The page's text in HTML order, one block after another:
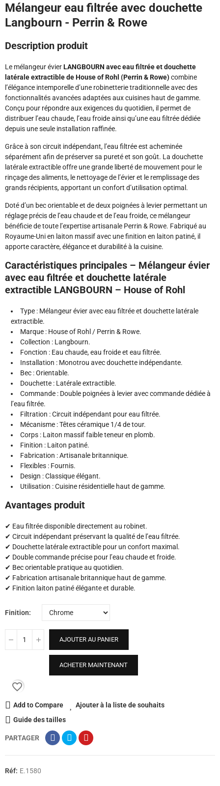
Mélangeur eau filtrée avec douchette
Langbourn - Perrin & Rowe
Description produit
Le mélangeur évierLANGBOURN avec eau filtrée et douchette
latérale extractible de House of Rohl (Perrin & Rowe)combine
l’élégance intemporelle d’une robinetterie traditionnelle avec des
fonctionnalités avancées adaptées aux cuisines haut de gamme.
Conçu pour répondre aux exigences du quotidien, il permet de
distribuer l’eau chaude, l’eau froide ainsi qu’une eau filtrée dédiée
depuis une seule installation raffinée.
Grâce à son circuit indépendant, l’eau filtrée est acheminée
séparément afin de préserver sa pureté et son goût. La douchette
latérale extractible offre une grande liberté de mouvement pour le
rinçage des aliments, le nettoyage de l’évier et le remplissage des
grands récipients, apportant un confort d’utilisation optimal.
Doté d’un bec orientable et de deux poignées à levier permettant un
réglage précis de l’eau chaude et de l’eau froide, ce mélangeur
bénéficie de toute l’expertise artisanale Perrin & Rowe. Fabriqué au
Royaume-Uni en laiton massif avec une finition en laiton patiné, il
apporte caractère, élégance et durabilité à la cuisine.
Caractéristiques principales – Mélangeur évier
avec eau filtrée et douchette latérale
extractible LANGBOURN – House of Rohl
Type : Mélangeur évier avec eau filtrée et douchette latérale
extractible.
Marque : House of Rohl / Perrin & Rowe.
Collection : Langbourn.
Fonction : Eau chaude, eau froide et eau filtrée.
Installation : Monotrou avec douchette indépendante.
Bec : Orientable.
Douchette : Latérale extractible.
Commande : Double poignées à levier avec commande dédiée à
l’eau filtrée.
Filtration : Circuit indépendant pour eau filtrée.
Mécanisme : Têtes céramique 1/4 de tour.
Corps : Laiton massif faible teneur en plomb.
Finition : Laiton patiné.
Fabrication : Artisanale britannique.
Flexibles : Fournis.
Design : Classique élégant.
Utilisation : Cuisine résidentielle haut de gamme.
Avantages produit
✔ Eau filtrée disponible directement au robinet.
✔ Circuit indépendant préservant la qualité de l’eau filtrée.
✔ Douchette latérale extractible pour un confort maximal.
✔ Double commande précise pour l’eau chaude et froide.
✔ Bec orientable pratique au quotidien.
✔ Fabrication artisanale britannique haut de gamme.
✔ Finition laiton patiné élégante et durable.
Finition
AJOUTER AU PANIER
ACHETER MAINTENANT
favorite_border
Add to Compare
Ajouter à la liste de souhaits
Guide des tailles
PARTAGER
Réf: E.1580